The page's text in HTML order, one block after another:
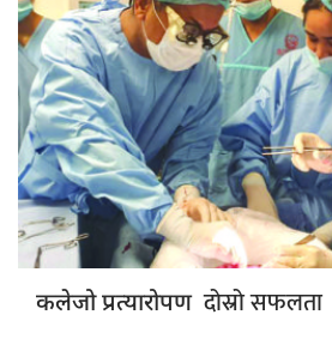
कलेजो प्रत्यारोपणदोस्रो सफलता